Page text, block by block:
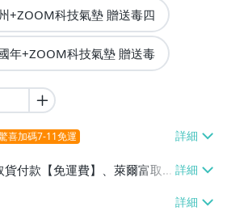
+ZOOM科技氣墊 贈送毒四
年+ZOOM科技氣墊 贈送毒
喜加碼7-11免運
貨付款【免運費】、萊爾富取
費】